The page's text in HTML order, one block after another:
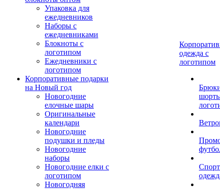
Упаковка для
ежедневников
Наборы с
ежедневниками
Блокноты с
логотипом
Ежедневники с
логотипом
Корпоративные подарки
на Новый год
Новогодние
елочные шары
Оригинальные
календари
Новогодние
подушки и пледы
Новогодние
наборы
Новогодние елки с
логотипом
Новогодняя
одежда с
логотипом